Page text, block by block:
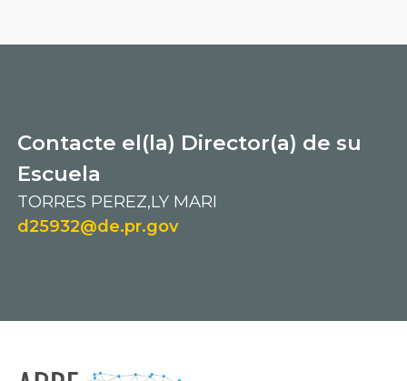
Contacte el(la) Director(a) de su
Escuela
TORRES PEREZ,LY MARI
d25932@de.pr.gov